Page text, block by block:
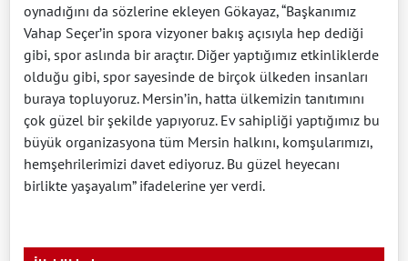
oynadığını da sözlerine ekleyen Gökayaz, “Başkanımız
Vahap Seçer’in spora vizyoner bakış açısıyla hep dediği
gibi, spor aslında bir araçtır. Diğer yaptığımız etkinliklerde
olduğu gibi, spor sayesinde de birçok ülkeden insanları
buraya topluyoruz. Mersin’in, hatta ülkemizin tanıtımını
çok güzel bir şekilde yapıyoruz. Ev sahipliği yaptığımız bu
büyük organizasyona tüm Mersin halkını, komşularımızı,
hemşehrilerimizi davet ediyoruz. Bu güzel heyecanı
birlikte yaşayalım” ifadelerine yer verdi.